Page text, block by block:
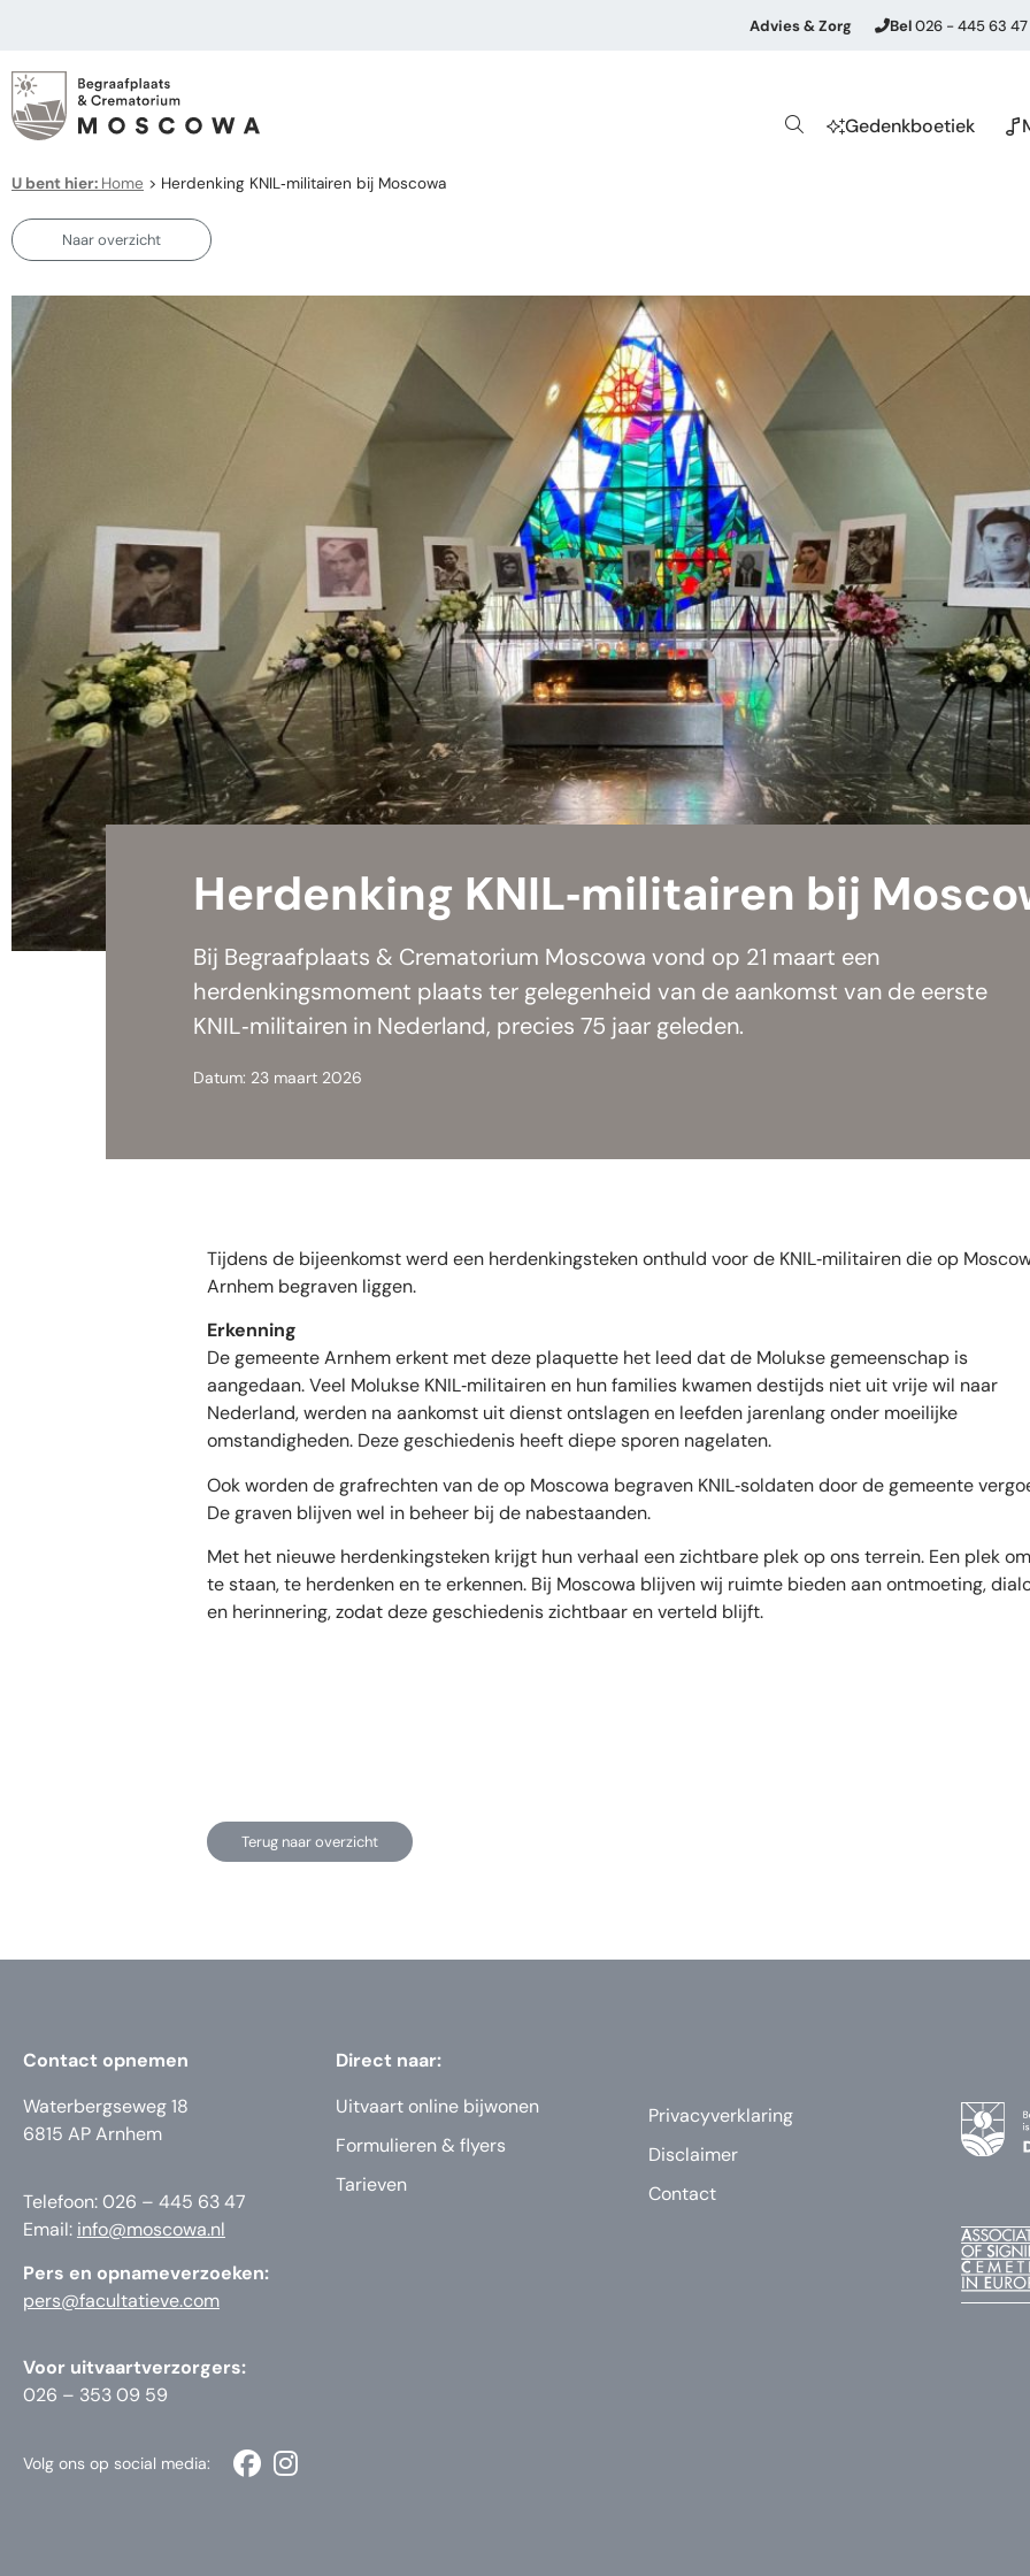
Advies & Zorg Bel026 - 445 63 47
Gedenkboetiek
U bent hier: Home > Herdenking KNIL‑militairen bij Moscowa
Naar overzicht
Herdenking KNIL‑militairen bij
Bij Begraafplaats & Crematorium Moscowa vond op 21 maart een
herdenkingsmoment plaats ter gelegenheid van de aankomst van de eerste
KNIL‑militairen in Nederland, precies 75 jaar geleden.
Datum: 23 maart 2026
Tijdens de bijeenkomst werd een herdenkingsteken onthuld voor de KNIL‑militairen die op
Arnhem begraven liggen.
Erkenning
De gemeente Arnhem erkent met deze plaquette het leed dat de Molukse gemeenschap is
aangedaan. Veel Molukse KNIL‑militairen en hun families kwamen destijds niet uit vrije wil naar
Nederland, werden na aankomst uit dienst ontslagen en leefden jarenlang onder moeilijke
omstandigheden. Deze geschiedenis heeft diepe sporen nagelaten.
Ook worden de grafrechten van de op Moscowa begraven KNIL‑soldaten door de gemeente
De graven blijven wel in beheer bij de nabestaanden.
Met het nieuwe herdenkingsteken krijgt hun verhaal een zichtbare plek op ons terrein. Een plek
te staan, te herdenken en te erkennen. Bij Moscowa blijven wij ruimte bieden aan ontmoeting,
en herinnering, zodat deze geschiedenis zichtbaar en verteld blijft.
Terug naar overzicht
Contact opnemen
Waterbergseweg 18
6815 AP Arnhem
Telefoon: 026 – 445 63 47
Email: info@moscowa.nl
Pers en opnameverzoeken:
pers@facultatieve.com
Voor uitvaartverzorgers:
026 – 353 09 59
Direct naar:
Uitvaart online bijwonen
Formulieren & flyers
Tarieven
Privacyverklaring
Disclaimer
Contact
Volg ons op social media: